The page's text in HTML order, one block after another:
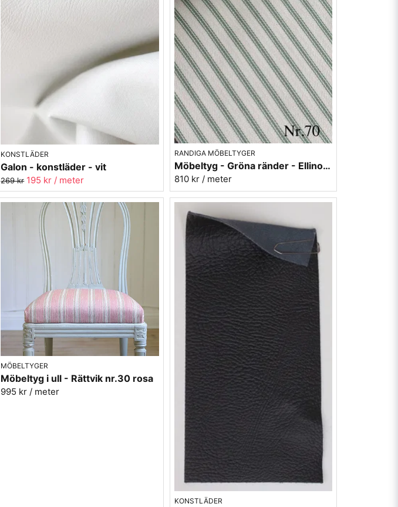
KONSTLÄDER
Galon - konstläder - vit
269 kr 195 kr / meter
RANDIGA MÖBELTYGER
Möbeltyg - Gröna ränder - Ellinor nr.70
810 kr / meter
MÖBELTYGER
Möbeltyg i ull - Rättvik nr.30 rosa
995 kr / meter
KONSTLÄDER